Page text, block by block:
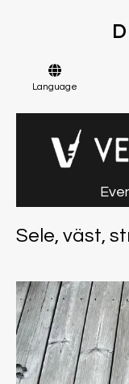
Language
Sele, väst,